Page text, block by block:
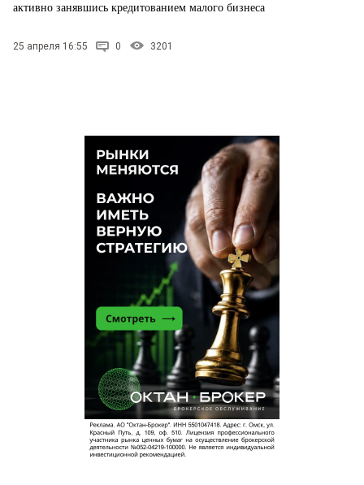
активно занявшись кредитованием малого бизнеса
25 апреля 16:55 0 3201